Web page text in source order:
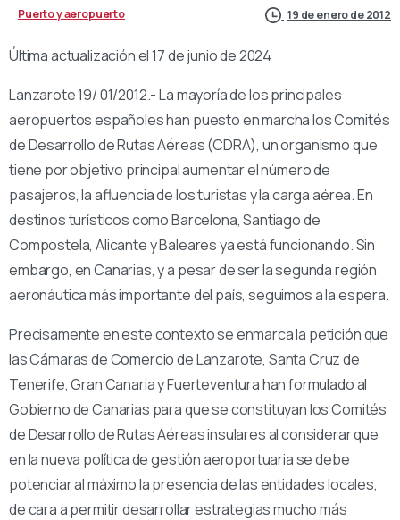
Puerto y aeropuerto 19 de enero de 2012
Última actualización el 17 de junio de 2024
Lanzarote 19/ 01/2012.- La mayoría de los principales
aeropuertos españoles han puesto en marcha los Comités
de Desarrollo de Rutas Aéreas (CDRA), un organismo que
tiene por objetivo principal aumentar el número de
pasajeros, la afluencia de los turistas y la carga aérea. En
destinos turísticos como Barcelona, Santiago de
Compostela, Alicante y Baleares ya está funcionando. Sin
embargo, en Canarias, y a pesar de ser la segunda región
aeronáutica más importante del país, seguimos a la espera.
Precisamente en este contexto se enmarca la petición que
las Cámaras de Comercio de Lanzarote, Santa Cruz de
Tenerife, Gran Canaria y Fuerteventura han formulado al
Gobierno de Canarias para que se constituyan los Comités
de Desarrollo de Rutas Aéreas insulares al considerar que
en la nueva política de gestión aeroportuaria se debe
potenciar al máximo la presencia de las entidades locales,
de cara a permitir desarrollar estrategias mucho más